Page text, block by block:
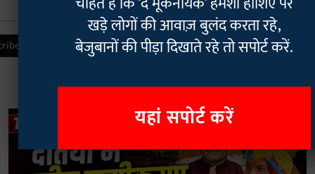
खड़े लोगों की आवाज़ बुलंद करता रहे,
बेजुबानों की पीड़ा दिखाते रहे तो सपोर्ट करें.
यहां सपोर्ट करें